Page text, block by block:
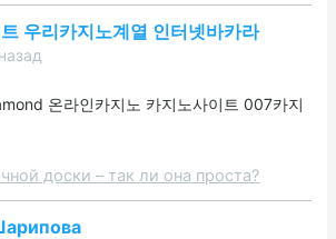
우리카지노계열 인터넷바카라
온라인카지노 카지노사이트 007카지
доски – так ли она проста?